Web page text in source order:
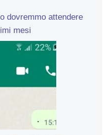
dovremmo attendere
mesi